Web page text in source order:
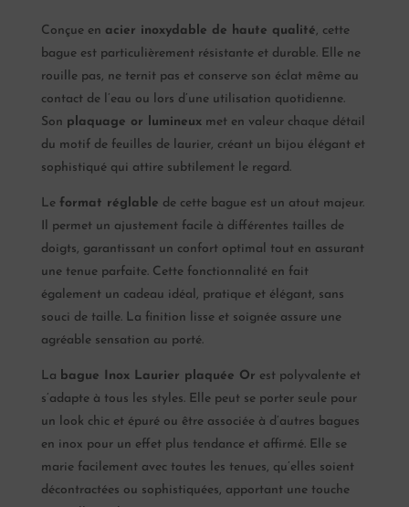
Conçue en acier inoxydable de haute qualité, cette
bague est particulièrement résistante et durable. Elle ne
rouille pas, ne ternit pas et conserve son éclat même au
contact de l’eau ou lors d’une utilisation quotidienne.
Son plaquage or lumineuxmet en valeur chaque détail
du motif de feuilles de laurier, créant un bijou élégant et
sophistiqué qui attire subtilement le regard.
Le format réglable de cette bague est un atout majeur.
Il permet un ajustement facile à différentes tailles de
doigts, garantissant un confort optimal tout en assurant
une tenue parfaite. Cette fonctionnalité en fait
également un cadeau idéal, pratique et élégant, sans
souci de taille. La finition lisse et soignée assure une
agréable sensation au porté.
La bague Inox Laurier plaquée Or est polyvalente et
s’adapte à tous les styles. Elle peut se porter seule pour
un look chic et épuré ou être associée à d’autres bagues
en inox pour un effet plus tendance et affirmé. Elle se
marie facilement avec toutes les tenues, qu’elles soient
décontractées ou sophistiquées, apportant une touche